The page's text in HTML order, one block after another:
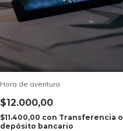
Hora de aventura
$12.000,00
$11.400,00 con Transferencia o
depósito bancario